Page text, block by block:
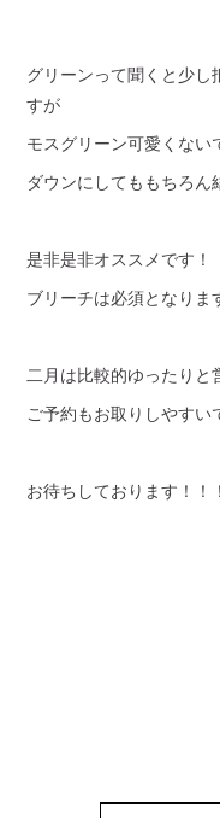
グリーンって聞くと少し
すが
モスグリーン可愛くない
ダウンにしてももちろん
是非是非オススメです！
ブリーチは必須となり
二月は比較的ゆったりと
ご予約もお取りしやすい
お待ちしております！！！